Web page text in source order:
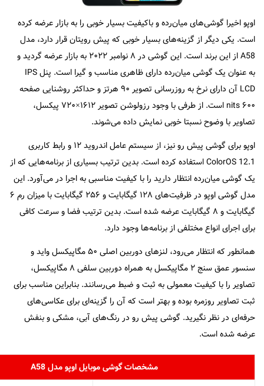
اوپو اخیرا گوشی‌های میان‌رده و باکیفیت بسیار خوبی را به بازار عرضه کرده
است. یکی دیگر از گزینه‌های بسیار خوبی که پیش رویتان قرار دارد، مدل
A58 از این برند است. این گوشی در ۸ نوامبر ۲۰۲۲ به بازار عرضه گردید و
به عنوان یک گوشی میان‌رده دارای ظاهری مناسب و گیرا است. پنل IPS
LCD آن دارای نرخ به روزرسانی تصویر ۹۰ هرتز و حداکثر روشنایی صفحه
۶۰۰ nits است. از طرفی با وجود رزولوشن تصویر ۱۶۱۲×۷۲۰ پیکسل،
تصاویر با وضوح نسبتا خوبی نمایش داده می‌شوند.
اوپو برای گوشی پیش رو نیز، از سیستم عامل اندروید ۱۲ و رابط کاربری
ColorOS 12.1 استفاده کرده است. بدین ترتیب بسیاری از برنامه‌هایی که از
یک گوشی میان‌رده انتظار دارید را با کیفیت مناسبی به اجرا در می‌آورد. این
مدل گوشی اوپو در ظرفیت‌های ۱۲۸ گیگابایت و ۲۵۶ گیگابایت با میزان رم ۶
گیگابایت و ۸ گیگابایت عرضه شده است. بدین ترتیب فضا و سرعت کافی
برای اجرای انواع مختلفی از برنامه‌ها وجود دارد.
همانطور که انتظار می‌رود، لنز‌های دوربین اصلی ۵۰ مگاپیکسل واید و
سنسور عمق سنج ۲ مگاپیکسل به همراه دوربین سلفی ۸ مگاپیکسل،
تصاویر را با کیفیت معمولی به ثبت و ضبط می‌رسانند. بنابراین مناسب برای
ثبت تصاویر روزمره بوده و بهتر است که آن را گزینه‌ای برای عکاسی‌های
حرفه‌ای در نظر نگیرید. گوشی پیش رو در رنگ‌های آبی، مشکی و بنفش
عرضه شده است.
مشخصات گوشی موبایل اوپو مدل A58